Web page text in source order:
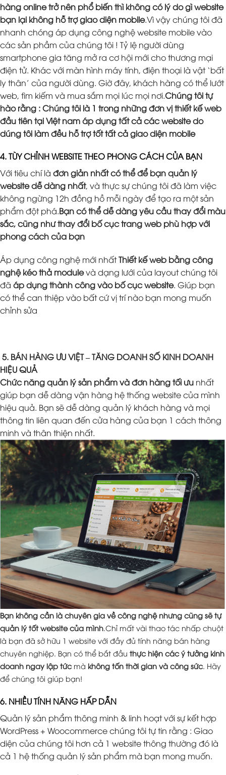
hàng online trở nên phổ biến thì không có lý do gì website
bạn lại không hỗ trợ giao diện mobile.Vì vậy chúng tôi đã
nhanh chóng áp dụng công nghệ website mobile vào
các sản phầm của chúng tôi ! Tỷ lệ người dùng
smartphone gia tăng mở ra cơ hội mới cho thương mại
điện tử. Khác với màn hình máy tính, điện thoại là vật ‘bất
ly thân’ của người dùng. Giờ đây, khách hàng có thể lướt
web, tìm kiếm và mua sắm mọi lúc mọi nơi.Chúng tôi tự
hào rằng : Chúng tôi là 1 trong những đơn vị thiết kế web
đầu tiên tại Việt nam áp dụng tất cả các website do
dúng tôi làm đều hỗ trợ tốt tất cả giao diện mobile
4. TÙY CHỈNH WEBSITE THEO PHONG CÁCH CỦA BẠN
Với tiêu chí là đơn giản nhất có thể để bạn quản lý
website dễ dàng nhất, và thực sự chúng tôi đã làm việc
không ngừng 12h đồng hồ mỗi ngày để tạo ra một sản
phẩm đột phá.Bạn có thể dễ dàng yêu cầu thay đổi màu
sắc, cũng như thay đổi bố cục trang web phù hợp với
phong cách của bạn
Áp dụng công nghệ mới nhấtThiết kế web bằng công
nghệ kéo thả modulevà dạng lưới của layout chúng tôi
đã áp dụng thành công vào bố cục website. Giúp bạn
có thể can thiệp vào bất cứ vị trí nào bạn mong muốn
chỉnh sửa
5. BÁN HÀNG ƯU VIỆT – TĂNG DOANH SỐ KINH DOANH
HIỆU QUẢ
Chức năng quản lý sản phẩm và đơn hàng tối ưu nhất
giúp bạn dễ dàng vận hàng hệ thống website của mình
hiệu quả. Bạn sẽ dễ dàng quản lý khách hàng và mọi
thông tin liên quan đến cửa hàng của bạn 1 cách thông
minh và thân thiện nhất.
Bạn không cần là chuyên gia về công nghệ nhưng cũng sẽ tự
quản lý tốt website của mình .Chỉ mất vài thao tác nhấp chuột
là bạn đã sở hữu 1 website với đầy đủ tính năng bán hàng
chuyên nghiệp. Bạn có thể bắt đầu thực hiện các ý tưởng kinh
doanh ngay lập tứcmà không tốn thời gian và công sức. Hãy
để chúng tôi giúp bạn!
6. NHIỀU TÍNH NĂNG HẤP DẪN
Quản lý sản phẩm thông minh & linh hoạt với sự kết hợp
WordPress + Woocommerce chúng tôi tự tin rằng : Giao
diện của chúng tôi hơn cả 1 website thông thường đó là
cả 1 hệ thống quản lý sản phẩm mà bạn mong muốn.